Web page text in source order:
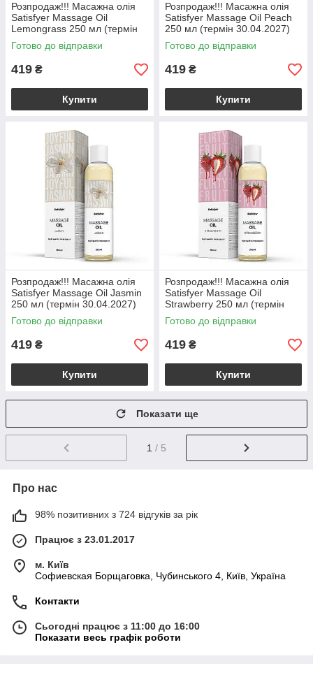
Розпродаж!!! Масажна олія
Satisfyer Massage Oil
Lemongrass 250 мл (термін
30.04.2027)
Готово до відправки
419 ₴
Купити
Розпродаж!!! Масажна олія
Satisfyer Massage Oil Peach
250 мл (термін 30.04.2027)
Готово до відправки
419 ₴
Купити
Розпродаж!!! Масажна олія
Satisfyer Massage Oil Jasmin
250 мл (термін 30.04.2027)
Готово до відправки
419 ₴
Купити
Розпродаж!!! Масажна олія
Satisfyer Massage Oil
Strawberry 250 мл (термін
30.04.2027)
Готово до відправки
419 ₴
Купити
Показати ще
1 / 5
Про нас
98% позитивних з 724 відгуків за рік
Працює з 23.01.2017
м. Київ
Софиевская Борщаговка, Чубинського 4, Київ, Україна
Контакти
Сьогодні працює з 11:00 до 16:00
Показати весь графік роботи